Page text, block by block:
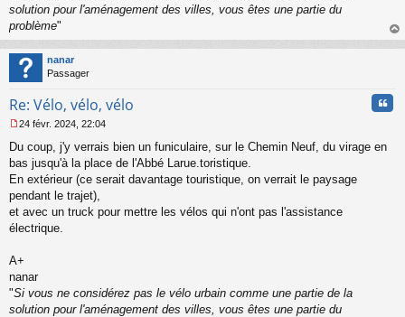
solution pour l'aménagement des villes, vous êtes une partie du
problème"
au
nanar
Passager
Re: Vélo, vélo, vélo
e
s
g
e
n
n
u
24 févr. 2024, 22:04
Du coup, j'y verrais bien un funiculaire, sur le Chemin Neuf, du virage en
bas jusqu'à la place de l'Abbé Larue.toristique.
En extérieur (ce serait davantage touristique, on verrait le paysage
pendant le trajet),
et avec un truck pour mettre les vélos qui n'ont pas l'assistance
électrique.
A+
nanar
"Si vous ne considérez pas le vélo urbain comme une partie de la
solution pour l'aménagement des villes, vous êtes une partie du